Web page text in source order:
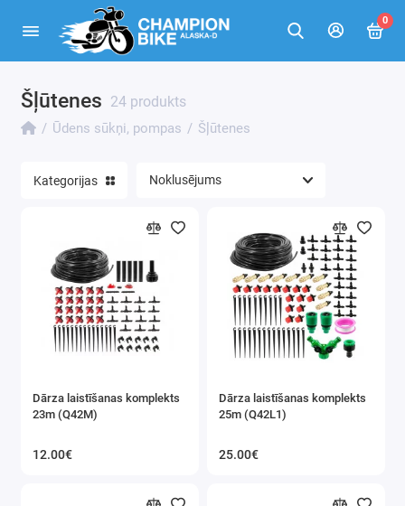
0
Šļūtenes 24 produkts
Ūdens sūkņi, pompas Šļūtenes
Benzīna ūdens sūkņi
Iegremdējams skrūves sūknis
Elektriskie ūdens sūkņi
Kategorijas
Dārza laistīšanas komplekts
23m (Q42M)
12.00€
Dārza laistīšanas komplekts
25m (Q42L1)
25.00€